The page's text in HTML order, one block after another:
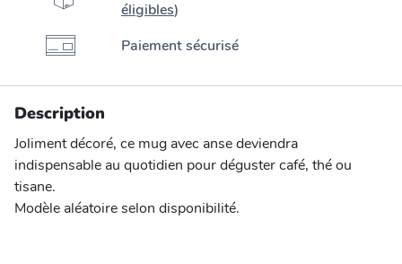
éligibles)
Paiement sécurisé
Description
Joliment décoré, ce mug avec anse deviendra
indispensable au quotidien pour déguster café, thé ou
tisane.
Modèle aléatoire selon disponibilité.